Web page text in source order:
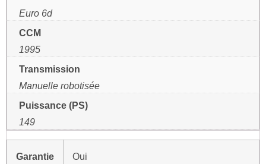
Euro 6d
CCM
1995
Transmission
Manuelle robotisée
Puissance (PS)
149
Garantie
Oui